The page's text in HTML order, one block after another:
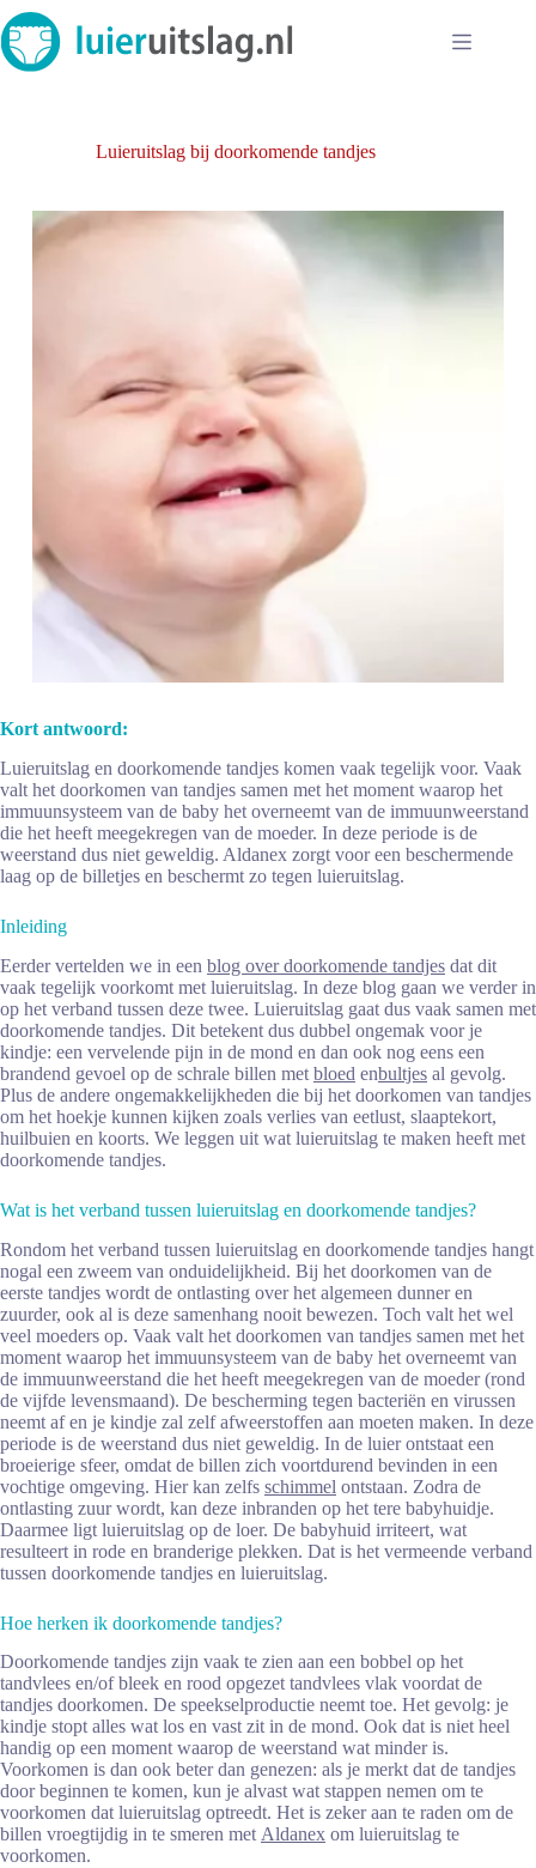
Ga
naar
de
inhoud
Luieruitslag bij doorkomende tandjes
Kort antwoord:
Luieruitslag en doorkomende tandjes komen vaak tegelijk voor. Vaak
valt het doorkomen van tandjes samen met het moment waarop het
immuunsysteem van de baby het overneemt van de immuunweerstand
die het heeft meegekregen van de moeder. In deze periode is de
weerstand dus niet geweldig. Aldanex zorgt voor een beschermende
laag op de billetjes en beschermt zo tegen luieruitslag.
Inleiding
Eerder vertelden we in een blog over doorkomende tandjes dat dit
vaak tegelijk voorkomt met luieruitslag. In deze blog gaan we verder in
op het verband tussen deze twee. Luieruitslag gaat dus vaak samen met
doorkomende tandjes. Dit betekent dus dubbel ongemak voor je
kindje: een vervelende pijn in de mond en dan ook nog eens een
brandend gevoel op de schrale billen met bloed enbultjes al gevolg.
Plus de andere ongemakkelijkheden die bij het doorkomen van tandjes
om het hoekje kunnen kijken zoals verlies van eetlust, slaaptekort,
huilbuien en koorts. We leggen uit wat luieruitslag te maken heeft met
doorkomende tandjes.
Wat is het verband tussen luieruitslag en doorkomende tandjes?
Rondom het verband tussen luieruitslag en doorkomende tandjes hangt
nogal een zweem van onduidelijkheid. Bij het doorkomen van de
eerste tandjes wordt de ontlasting over het algemeen dunner en
zuurder, ook al is deze samenhang nooit bewezen. Toch valt het wel
veel moeders op. Vaak valt het doorkomen van tandjes samen met het
moment waarop het immuunsysteem van de baby het overneemt van
de immuunweerstand die het heeft meegekregen van de moeder (rond
de vijfde levensmaand). De bescherming tegen bacteriën en virussen
neemt af en je kindje zal zelf afweerstoffen aan moeten maken. In deze
periode is de weerstand dus niet geweldig. In de luier ontstaat een
broeierige sfeer, omdat de billen zich voortdurend bevinden in een
vochtige omgeving. Hier kan zelfs schimmel ontstaan. Zodra de
ontlasting zuur wordt, kan deze inbranden op het tere babyhuidje.
Daarmee ligt luieruitslag op de loer. De babyhuid irriteert, wat
resulteert in rode en branderige plekken. Dat is het vermeende verband
tussen doorkomende tandjes en luieruitslag.
Hoe herken ik doorkomende tandjes?
Doorkomende tandjes zijn vaak te zien aan een bobbel op het
tandvlees en/of bleek en rood opgezet tandvlees vlak voordat de
tandjes doorkomen. De speekselproductie neemt toe. Het gevolg: je
kindje stopt alles wat los en vast zit in de mond. Ook dat is niet heel
handig op een moment waarop de weerstand wat minder is.
Voorkomen is dan ook beter dan genezen: als je merkt dat de tandjes
door beginnen te komen, kun je alvast wat stappen nemen om te
voorkomen dat luieruitslag optreedt. Het is zeker aan te raden om de
billen vroegtijdig in te smeren metAldanex om luieruitslag te
voorkomen.